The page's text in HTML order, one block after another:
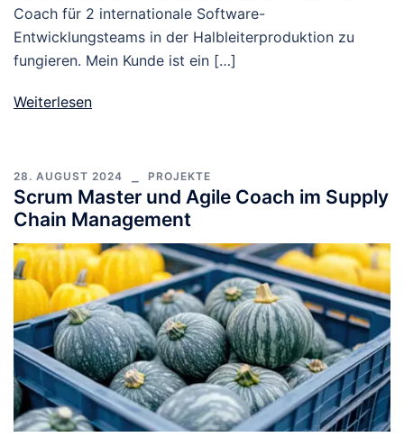
Coach für 2 internationale Software-
Entwicklungsteams in der Halbleiterproduktion zu
fungieren. Mein Kunde ist ein […]
Weiterlesen
28. AUGUST 2024 PROJEKTE
Scrum Master und Agile Coach im Supply
Chain Management